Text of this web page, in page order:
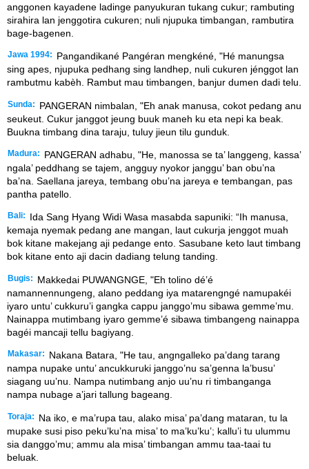
anggonen kayadene ladinge panyukuran tukang cukur; rambuting
sirahira lan jenggotira cukuren; nuli njupuka timbangan, rambutira
bage-bagenen.
Jawa 1994:
Pangandikané Pangéran mengkéné, "Hé manungsa
sing apes, njupuka pedhang sing landhep, nuli cukuren jénggot lan
rambutmu kabèh. Rambut mau timbangen, banjur dumen dadi telu.
Sunda:
PANGERAN nimbalan, "Eh anak manusa, cokot pedang anu
seukeut. Cukur janggot jeung buuk maneh ku eta nepi ka beak.
Buukna timbang dina taraju, tuluy jieun tilu gunduk.
Madura:
PANGERAN adhabu, "He, manossa se ta’ langgeng, kassa’
ngala’ peddhang se tajem, angguy nyokor janggu’ ban obu’na
ba’na. Saellana jareya, tembang obu’na jareya e tembangan, pas
pantha patello.
Bali:
Ida Sang Hyang Widi Wasa masabda sapuniki: “Ih manusa,
kemaja nyemak pedang ane mangan, laut cukurja jenggot muah
bok kitane makejang aji pedange ento. Sasubane keto laut timbang
bok kitane ento aji dacin dadiang telung tanding.
Bugis:
Makkedai PUWANGNGE, "Eh tolino dé’é
namannennungeng, alano peddang iya matarengngé namupakéi
iyaro untu’ cukkuru’i gangka cappu janggo’mu sibawa gemme’mu.
Nainappa mutimbang iyaro gemme’é sibawa timbangeng nainappa
bagéi mancaji tellu bagiyang.
Makasar:
Nakana Batara, "He tau, angngalleko pa’dang tarang
nampa nupake untu’ ancukkuruki janggo’nu sa’genna la’busu’
siagang uu’nu. Nampa nutimbang anjo uu’nu ri timbanganga
nampa nubage a’jari tallung bageang.
Toraja:
Na iko, e ma’rupa tau, alako misa’ pa’dang mataran, tu la
mupake susi piso peku’ku’na misa’ to ma’ku’ku’; kallu’i tu ulummu
sia danggo’mu; ammu ala misa’ timbangan ammu taa-taai tu
beluak.